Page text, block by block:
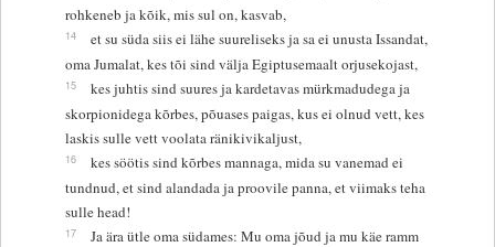
rohkeneb ja kõik, mis sul on, kasvab,
14
et su süda siis ei lähe suureliseks ja sa ei unusta Issandat,
oma Jumalat, kes tõi sind välja Egiptusemaalt orjusekojast,
15
kes juhtis sind suures ja kardetavas mürkmadudega ja
skorpionidega kõrbes, põuases paigas, kus ei olnud vett, kes
laskis sulle vett voolata ränikivikaljust,
16
kes söötis sind kõrbes mannaga, mida su vanemad ei
tundnud, et sind alandada ja proovile panna, et viimaks teha
sulle head!
17
Ja ära ütle oma südames: Mu oma jõud ja mu käe ramm